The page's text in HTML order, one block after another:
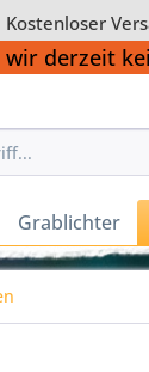
Kostenloser
derzeit
Grablichter